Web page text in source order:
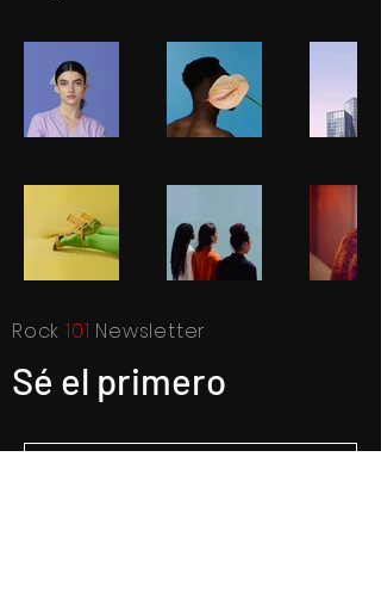
Rock 101 Newsletter
Sé el primero